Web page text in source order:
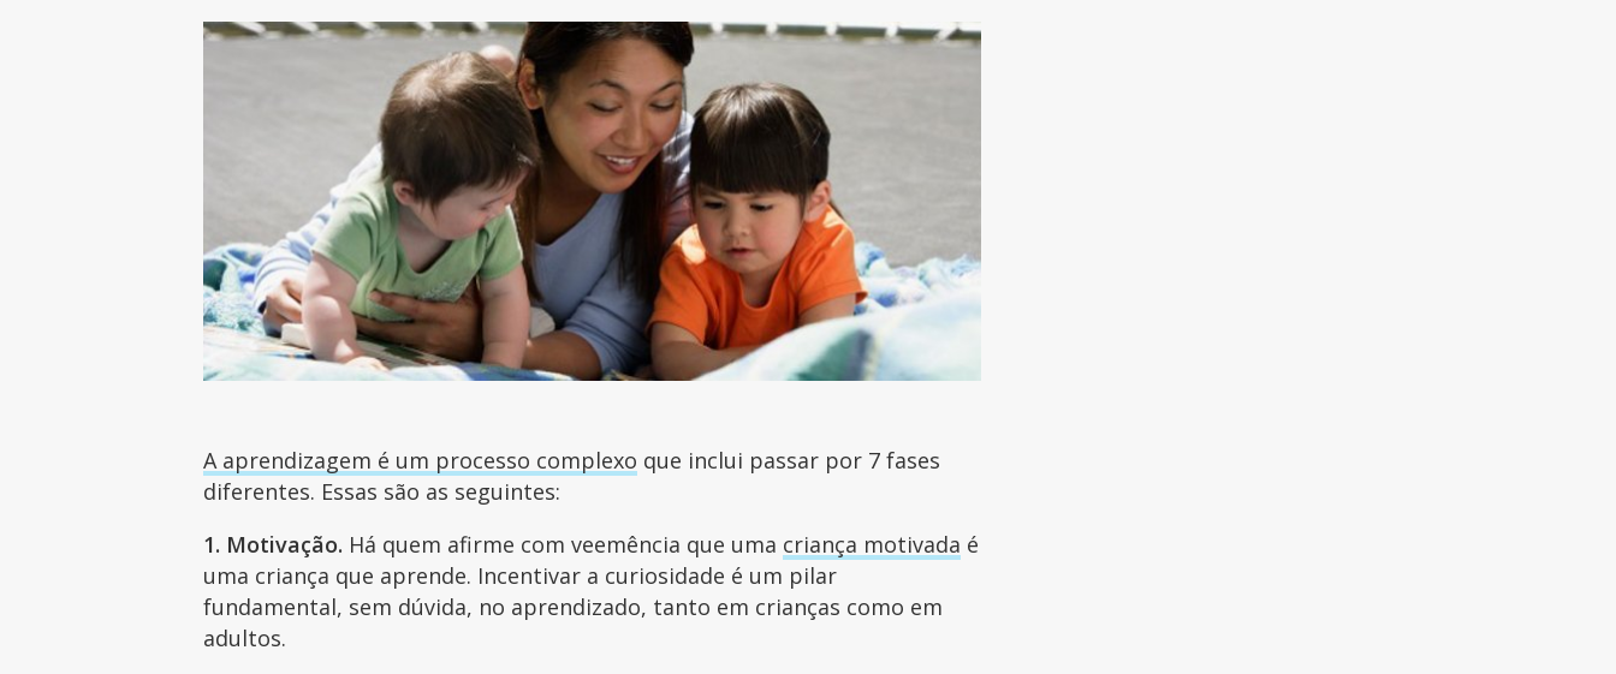
A aprendizagem é um processo complexo que inclui passar por 7 fases
diferentes. Essas são as seguintes:
1. Motivação. Há quem afirme com veemência que uma criança motivada é
uma criança que aprende. Incentivar a curiosidade é um pilar
fundamental, sem dúvida, no aprendizado, tanto em crianças como em
adultos.